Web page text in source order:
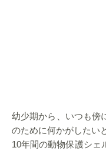
幼少期から、いつも傍
のために何かがしたい
10年間の動物保護シェ